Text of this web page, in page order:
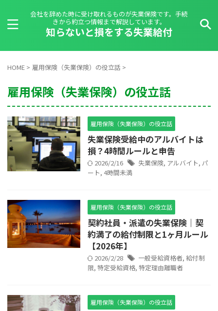
会社を辞めた時に受け取れるものが失業保険です。手続
きから約立つ情報まで解説しています。
知らないと損をする失業給付
HOME > 雇用保険（失業保険）の役立話 >
雇用保険（失業保険）の役立話
雇用保険（失業保険）の役立話
失業保険受給中のアルバイトは
損？4時間ルールと申告
2026/2/16 失業保険, アルバイト, パ
ート, 4時間未満
雇用保険（失業保険）の役立話
契約社員・派遣の失業保険｜契
約満了の給付制限と1ヶ月ルール
【2026年】
2026/2/28 一般受給資格者, 給付制
限, 特定受給資格, 特定理由離職者
雇用保険（失業保険）の役立話